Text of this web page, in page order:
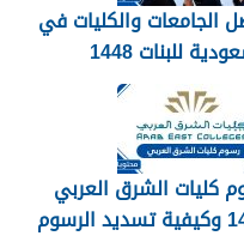
الجامعات والكليات في
للبنات 1448
كليات الشرق العربي